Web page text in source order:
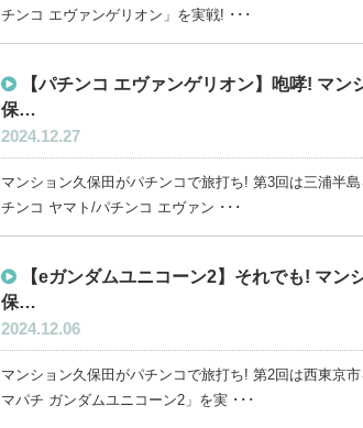
チンコ エヴァンゲリオン」を実戦! ･･･
【パチンコ エヴァンゲリオン】咆哮! マン
保…
2024.12.27
マンション久保田がパチンコで旅打ち! 第3回は三浦半
チンコ ヤマト/パチンコ エヴァン ･･･
【eガンダムユニコーン2】それでも! マン
保…
2024.12.06
マンション久保田がパチンコで旅打ち! 第2回は西東京
マパチ ガンダムユニコーン2」を実 ･･･